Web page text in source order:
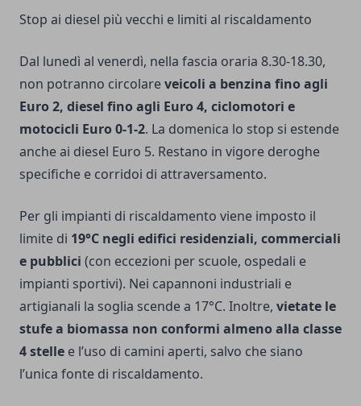
Stop ai diesel più vecchi e limiti al riscaldamento
Dal lunedì al venerdì, nella fascia oraria 8.30-18.30,
non potranno circolareveicoli a benzina fino agli
Euro 2, diesel fino agli Euro 4, ciclomotori e
motocicli Euro 0-1-2. La domenica lo stop si estende
anche ai diesel Euro 5. Restano in vigore deroghe
specifiche e corridoi di attraversamento.
Per gli impianti di riscaldamento viene imposto il
limite di 19°C negli edifici residenziali, commerciali
e pubblici (con eccezioni per scuole, ospedali e
impianti sportivi). Nei capannoni industriali e
artigianali la soglia scende a 17°C. Inoltre, vietate le
stufe a biomassa non conformi almeno alla classe
4 stelle e l’uso di camini aperti, salvo che siano
l’unica fonte di riscaldamento.